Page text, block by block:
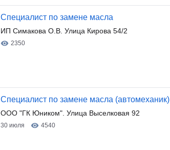
Специалист по замене масла
ИП Симакова О.В. Улица Кирова 54/2
2350
Специалист по замене масла (автомеханик)
ООО "ГК Юником". Улица Выселковая 92
30 июля 4540